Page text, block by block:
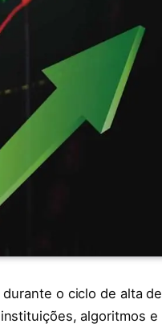
o ciclo de alta de
algoritmos e